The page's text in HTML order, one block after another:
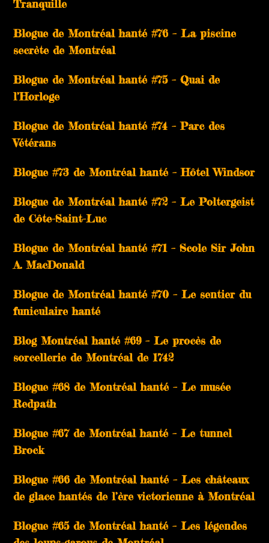
Tranquille
Blogue de Montréal hanté #76 – La piscine
secrète de Montréal
Blogue de Montréal hanté #75 – Quai de
l’Horloge
Blogue de Montréal hanté #74 – Parc des
Vétérans
Blogue #73 de Montréal hanté – Hôtel Windsor
Blogue de Montréal hanté #72 – Le Poltergeist
de Côte-Saint-Luc
Blogue de Montréal hanté #71 – Scole Sir John
A. MacDonald
Blogue de Montréal hanté #70 – Le sentier du
funiculaire hanté
Blog Montréal hanté #69 – Le procès de
sorcellerie de Montréal de 1742
Blogue #68 de Montréal hanté – Le musée
Redpath
Blogue #67 de Montréal hanté – Le tunnel
Brock
Blogue #66 de Montréal hanté – Les châteaux
de glace hantés de l’ère victorienne à Montréal
Blogue #65 de Montréal hanté – Les légendes